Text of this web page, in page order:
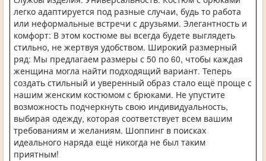
легко адаптируется под разные случаи, будь то работа
или неформальные встречи с друзьями. Элегантность и
комфорт: В этом костюме вы всегда будете выглядеть
стильно, не жертвуя удобством. Широкий размерный
ряд: Мы предлагаем размеры с 50 по 60, чтобы каждая
женщина могла найти подходящий вариант. Теперь
создать стильный и уверенный образ стало ещё проще с
нашим женским костюмом с брюками. Не упустите
возможность подчеркнуть свою индивидуальность,
выбирая одежду, которая соответствует всем вашим
требованиям и желаниям. Шоппинг в поисках
идеального наряда ещё никогда не был таким
приятным!